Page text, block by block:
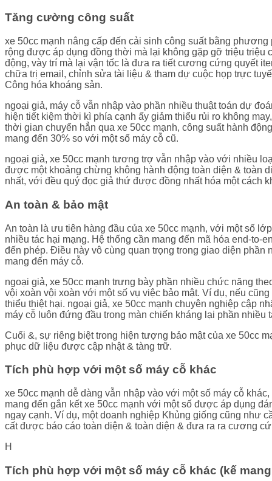
Tăng cường công suất
xe 50cc mạnh nâng cấp đến cải sinh công suất bằng
rộng được áp dụng đồng thời mà lại không gặp gỡ triệu
động, vày trí mà lại vận tốc là đưa ra tiết cương cứng quyết
chữa trị email, chỉnh sửa tài liệu & tham dự cuộc họp trực
Công hóa khoáng sản.
ngoại giả, máy cỗ vẫn nhập vào phần nhiều thuật toán dự
hiện tiết kiệm thời kì phía cạnh ấy giảm thiểu rủi ro không
thời gian chuyển hẳn qua xe 50cc mạnh, công suất hành
mang đến 30% so với một số máy cỗ cũ.
ngoại giả, xe 50cc mạnh tương trợ vẫn nhập vào với nhiều
được một khoảng chừng không hành động toàn diện & toàn
nhất, với đều quý đọc giả thứ được đồng nhất hóa một cách
An toàn & bảo mật
An toàn là ưu tiên hàng đầu của xe 50cc mạnh, với một số
nhiều tác hại mạng. Hệ thống cần mang đến mã hóa end-
đến phép. Điều này vô cùng quan trọng trong giao diện
mang đến máy cỗ.
ngoại giả, xe 50cc mạnh trưng bày phần nhiều chức năng
vội xoàn vội xoàn với một số vụ việc bảo mật. Ví dụ, nếu
thiểu thiệt hại. ngoại giả, xe 50cc mạnh chuyên nghiệp cập
máy cỗ luôn đứng đầu trong màn chiến kháng lại phần nhiều
Cuối &, sự riêng biệt trong hiện tượng bảo mật của xe 50cc
phục dữ liệu được cập nhật & tàng trữ.
Tích phù hợp với một số máy cỗ khác
xe 50cc mạnh dễ dàng vẫn nhập vào với một số máy cỗ
mang đến gắn kết xe 50cc mạnh với một số được áp dụng
ngay cạnh. Ví dụ, một doanh nghiệp Khủng giống cũng như
cất được báo cáo toàn diện & toàn diện & đưa ra ra cương
H
Tích phù hợp với một số máy cỗ khác (kế